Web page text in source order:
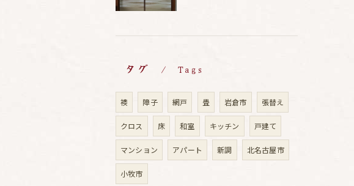
タグ Tags
襖 障子 網戸 畳 岩倉市 張替え
クロス 床 和室 キッチン 戸建て
マンション アパート 新調 北名古屋市
小牧市